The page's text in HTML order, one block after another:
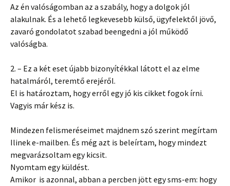
Az én valóságomban az a szabály, hogy a dolgok jól
alakulnak. És a lehető legkevesebb külső, ügyfelektől jövő,
zavaró gondolatot szabad beengedni a jól működő
valóságba.
2. – Ez a két eset újabb bizonyítékkal látott el az elme
hatalmáról, teremtő erejéről.
El is határoztam, hogy erről egy jó kis cikket fogok írni.
Vagyis már kész is.
Mindezen felismeréseimet majdnem szó szerint megírtam
Ilinek e-mailben. És még azt is beleírtam, hogy mindezt
megvarázsoltam egy kicsit.
Nyomtam egy küldést.
Amikor is azonnal, abban a percben jött egy sms-em: hogy